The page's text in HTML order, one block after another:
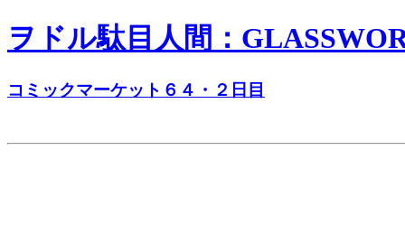
ヲドル駄目人間：
コミックマーケット６４・２日目